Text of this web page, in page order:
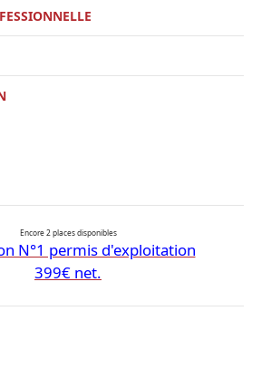
Encore 2 places disponibles
N°1 permis d'exploitation
399€ net.